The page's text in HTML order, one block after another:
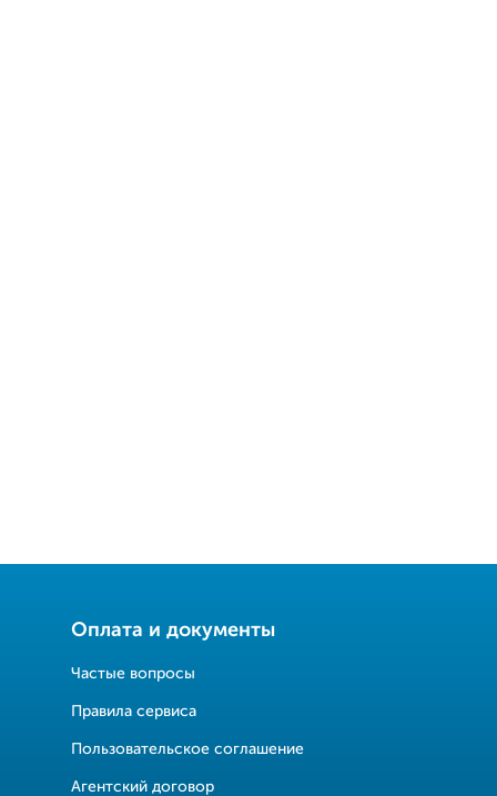
Оплата и документы
Частые вопросы
Правила сервиса
Пользовательское соглашение
Агентский договор